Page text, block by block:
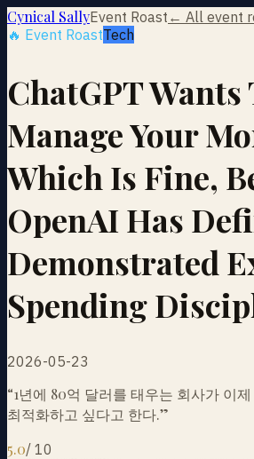
Cynical SallyEvent Roast ← All event
🔥 Event RoastTech
ChatGPT Wants
Manage Your
Which Is Fine,
OpenAI Has
Demonstrated
Spending
2026-05-23
“1년에 80억 달러를 태우는 회사가 이
최적화하고 싶다고 한다.”
5.0/ 10